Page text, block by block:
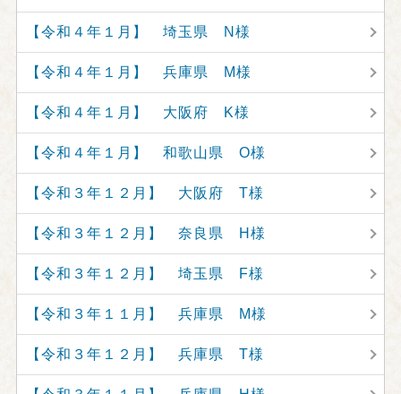
【令和４年１月】 埼玉県 N様
【令和４年１月】 兵庫県 M様
【令和４年１月】 大阪府 K様
【令和４年１月】 和歌山県 O様
【令和３年１２月】 大阪府 T様
【令和３年１２月】 奈良県 H様
【令和３年１２月】 埼玉県 F様
【令和３年１１月】 兵庫県 M様
【令和３年１２月】 兵庫県 T様